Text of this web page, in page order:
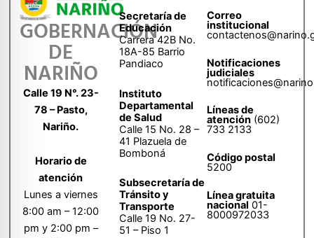
GOBERNACIÓN
DE
NARIÑO
Calle 19 N°. 23-
78 – Pasto,
Nariño.
Horario de
atención
Lunes a viernes
8:00 am – 12:00
pm y 2:00 pm –
Secretaría de
Educación
Carrera 42B No.
18A-85 Barrio
Pandiaco
Instituto
Departamental
de Salud
Calle 15 No. 28 –
41 Plazuela de
Bomboná
Subsecretaría de
Tránsito y
Transporte
Calle 19 No. 27-
51 – Piso 1
Correo
institucional
Notificaciones
judiciales
Líneas de
atención (602)
733 2133
Código postal
5200
Línea gratuita
nacional 01-
8000972033